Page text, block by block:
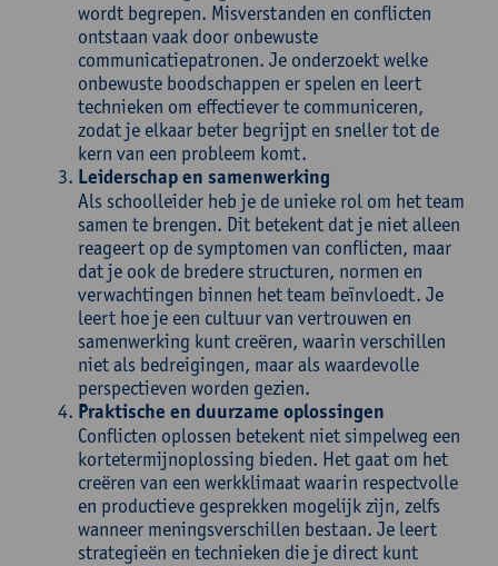
wordt begrepen. Misverstanden en conflicten
ontstaan vaak door onbewuste
communicatiepatronen. Je onderzoekt welke
onbewuste boodschappen er spelen en leert
technieken om effectiever te communiceren,
zodat je elkaar beter begrijpt en sneller tot de
kern van een probleem komt.
Leiderschap en samenwerking
Als schoolleider heb je de unieke rol om het team
samen te brengen. Dit betekent dat je niet alleen
reageert op de symptomen van conflicten, maar
dat je ook de bredere structuren, normen en
verwachtingen binnen het team beïnvloedt. Je
leert hoe je een cultuur van vertrouwen en
samenwerking kunt creëren, waarin verschillen
niet als bedreigingen, maar als waardevolle
perspectieven worden gezien.
Praktische en duurzame oplossingen
Conflicten oplossen betekent niet simpelweg een
kortetermijnoplossing bieden. Het gaat om het
creëren van een werkklimaat waarin respectvolle
en productieve gesprekken mogelijk zijn, zelfs
wanneer meningsverschillen bestaan. Je leert
strategieën en technieken die je direct kunt